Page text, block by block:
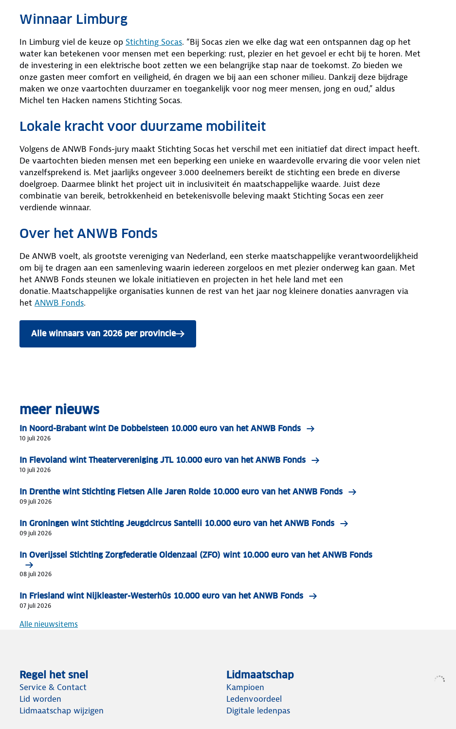
Winnaar Limburg
In Limburg viel de keuze op Stichting Socas. “Bij Socas zien we elke dag wat een ontspannen dag op het
water kan betekenen voor mensen met een beperking: rust, plezier en het gevoel er echt bij te horen. Met
de investering in een elektrische boot zetten we een belangrijke stap naar de toekomst. Zo bieden we
onze gasten meer comfort en veiligheid, én dragen we bij aan een schoner milieu. Dankzij deze bijdrage
maken we onze vaartochten duurzamer en toegankelijk voor nog meer mensen, jong en oud,” aldus
Michel ten Hacken namens Stichting Socas.
Lokale kracht voor duurzame mobiliteit
Volgens de ANWB Fonds-jury maakt Stichting Socas het verschil met een initiatief dat direct impact heeft.
De vaartochten bieden mensen met een beperking een unieke en waardevolle ervaring die voor velen niet
vanzelfsprekend is. Met jaarlijks ongeveer 3.000 deelnemers bereikt de stichting een brede en diverse
doelgroep. Daarmee blinkt het project uit in inclusiviteit én maatschappelijke waarde. Juist deze
combinatie van bereik, betrokkenheid en betekenisvolle beleving maakt Stichting Socas een zeer
verdiende winnaar.
Over het ANWB Fonds
De ANWB voelt, als grootste vereniging van Nederland, een sterke maatschappelijke verantwoordelijkheid
om bij te dragen aan een samenleving waarin iedereen zorgeloos en met plezier onderweg kan gaan. Met
het ANWB Fonds steunen we lokale initiatieven en projecten in het hele land met een
donatie. Maatschappelijke organisaties kunnen de rest van het jaar nog kleinere donaties aanvragen via
het ANWB Fonds.
Alle winnaars van 2026 per provincie
meer nieuws
In Noord-Brabant wint De Dobbelsteen 10.000 euro van het ANWB Fonds
10 juli 2026
In Flevoland wint Theatervereniging JTL 10.000 euro van het ANWB Fonds
10 juli 2026
In Drenthe wint Stichting Fietsen Alle Jaren Rolde 10.000 euro van het ANWB Fonds
09 juli 2026
In Groningen wint Stichting Jeugdcircus Santelli 10.000 euro van het ANWB Fonds
09 juli 2026
In Overijssel Stichting Zorgfederatie Oldenzaal (ZFO) wint 10.000 euro van het ANWB Fonds
08 juli 2026
In Friesland wint Nijkleaster-Westerhûs 10.000 euro van het ANWB Fonds
07 juli 2026
Alle nieuwsitems
Regel het snel
Service & Contact
Lid worden
Lidmaatschap wijzigen
Lidmaatschap
Kampioen
Ledenvoordeel
Digitale ledenpas